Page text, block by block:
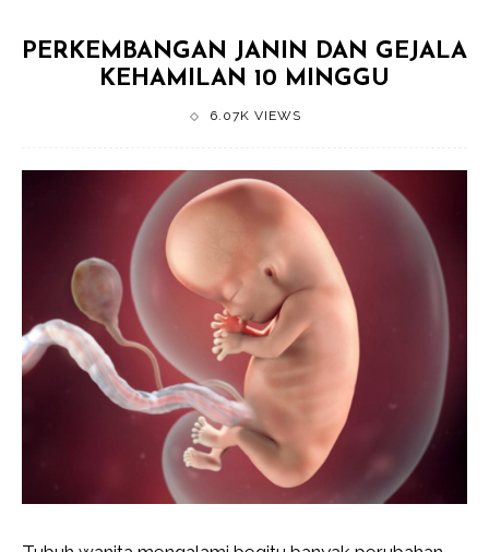
PERKEMBANGAN JANIN DAN GEJALA
KEHAMILAN 10 MINGGU
6.07K VIEWS